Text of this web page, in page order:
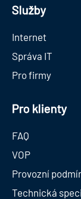
Služby
Internet
Správa IT
Pro firmy
Pro klienty
FAQ
VOP
Provozní
Technická